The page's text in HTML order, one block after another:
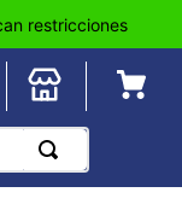
restricciones